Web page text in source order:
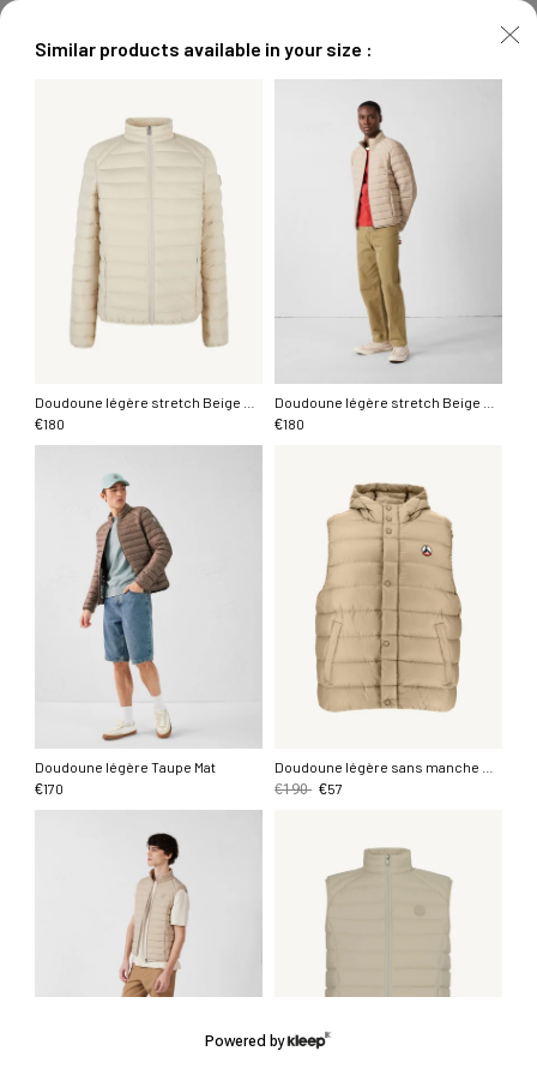
Similar products available in your size :
€180
€180
Doudoune légère Taupe Mat
€170
€190 €57
Powered by